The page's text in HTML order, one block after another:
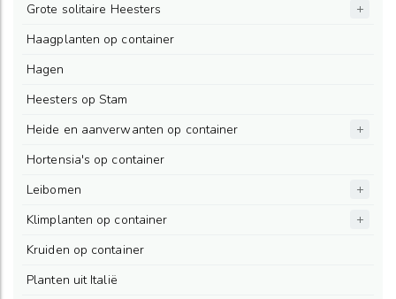
Grote solitaire Heesters
Haagplanten op container
Hagen
Heesters op Stam
Heide en aanverwanten op container
Hortensia's op container
Leibomen
Klimplanten op container
Kruiden op container
Planten uit Italië